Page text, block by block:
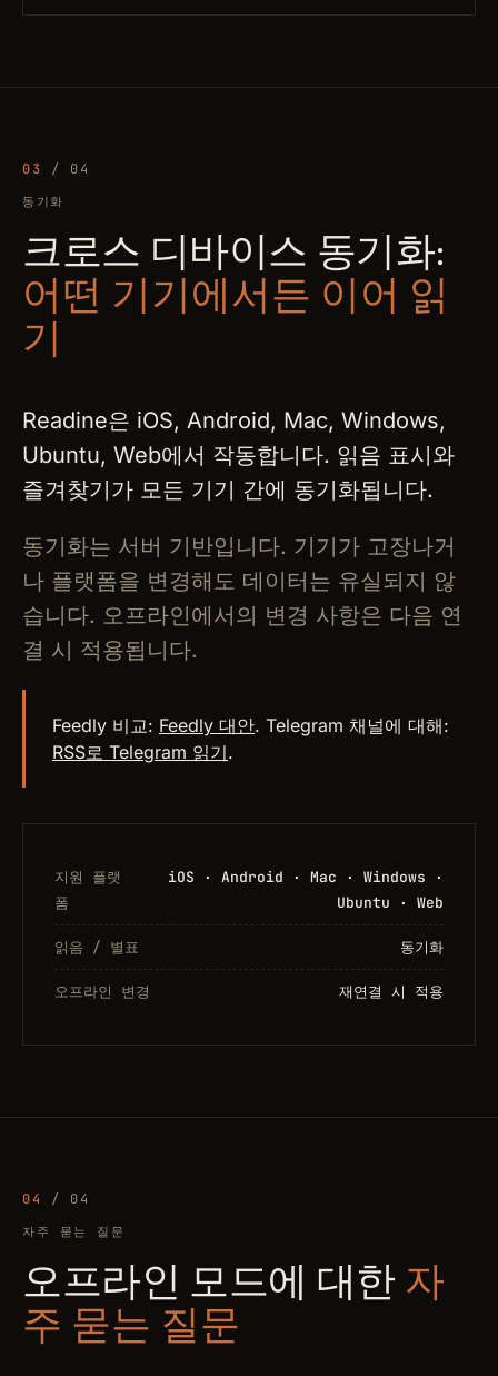
03 / 04
동기화
크로스 디바이스 동기화:
어떤 기기에서든 이어 읽
기
Readine은 iOS, Android, Mac, Windows,
Ubuntu, Web에서 작동합니다. 읽음 표시와
즐겨찾기가 모든 기기 간에 동기화됩니다.
동기화는 서버 기반입니다. 기기가 고장나거
나 플랫폼을 변경해도 데이터는 유실되지 않
습니다. 오프라인에서의 변경 사항은 다음 연
결 시 적용됩니다.
Feedly 비교: Feedly 대안. Telegram 채널에 대해:
RSS로 Telegram 읽기.
지원 플랫
폼
iOS · Android · Mac · Windows ·
Ubuntu · Web
읽음 / 별표 동기화
오프라인 변경 재연결 시 적용
04 / 04
자주 묻는 질문
오프라인 모드에 대한 자
주 묻는 질문